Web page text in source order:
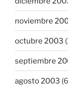
noviembre
octubre 2003
septiembre
agosto 2003